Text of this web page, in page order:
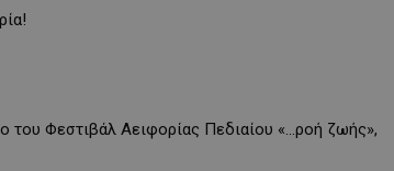
του Φεστιβάλ Αειφορίας Πεδιαίου «…ροή ζωής»,